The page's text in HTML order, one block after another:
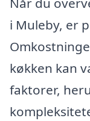
i Muleby, er
køkken kan
faktorer,